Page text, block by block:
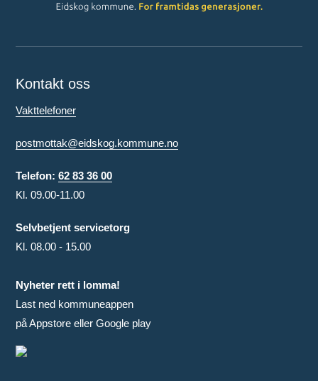
Kontakt oss
Vakttelefoner
postmottak@eidskog.kommune.no
Telefon:62 83 36 00
Kl. 09.00-11.00
Selvbetjent servicetorg
Kl. 08.00 - 15.00
Nyheter rett i lomma!
Last ned kommuneappen
på Appstore eller Google play